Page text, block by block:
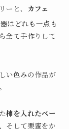
と、
カフェ
はどれも一点も
全て手作りして
い色みの作品が
柿を入れたベー
そして栗蜜をか